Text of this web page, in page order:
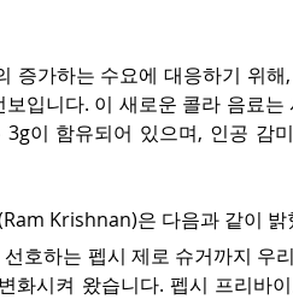
증가하는 수요에 대응하기 위해
입니다. 이 새로운 콜라 음료는
이 함유되어 있으며, 인공 감
Krishnan)은 다음과 같이 밝
호하는 펩시 제로 슈거까지 우
화시켜 왔습니다. 펩시 프리바